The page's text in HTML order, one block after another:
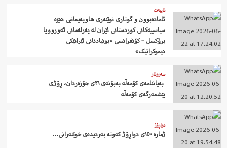
تایبەت
ئامادەبوون و گوتاری نوێنەری هاوپەیمانیی هێزە
سیاسییەکانی کوردستانی ئێران لە پەرلەمانی ئەورووپا
برۆکسل – کۆنفرانسی «بونیادنانی ئێرانێکی
دیموکراتیک»
سەروتار
‍ بەیاننامەی کۆمەڵە بەبۆنەی ٣١ی جۆزەردان، ڕۆژی
پێشمەرگەی کۆمەڵە
دواڕۆژ
ژمارە ١٥٠ی دواڕۆژ کەوتە بەردیدەی خوێنەرانی…